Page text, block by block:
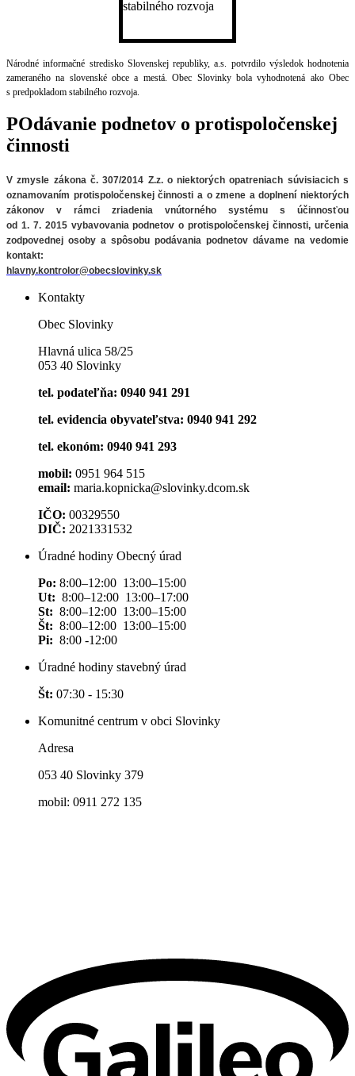
Národné informačné stredisko Slovenskej republiky, a.s. potvrdilo výsledok hodnotenia
zameraného na slovenské obce a mestá. Obec Slovinky bola vyhodnotená ako Obec
s predpokladom stabilného rozvoja.
POdávanie podnetov o protispoločenskej
činnosti
V zmysle zákona č. 307/2014 Z.z. o niektorých opatreniach súvisiacich s
oznamovaním protispoločenskej činnosti a o zmene a doplnení niektorých
zákonov v rámci zriadenia vnútorného systému s účinnosťou
od 1. 7. 2015 vybavovania podnetov o protispoločenskej činnosti, určenia
zodpovednej osoby a spôsobu podávania podnetov dávame na vedomie
kontakt:
hlavny.kontrolor@obecslovinky.sk
Kontakty
Obec Slovinky
Hlavná ulica 58/25
053 40 Slovinky
tel. podateľňa: 0940 941 291
tel. evidencia obyvateľstva: 0940 941 292
tel. ekonóm: 0940 941 293
mobil: 0951 964 515
email: maria.kopnicka@slovinky.dcom.sk
IČO: 00329550
DIČ: 2021331532
Úradné hodiny Obecný úrad
Po: 8:00–12:00 13:00–15:00
Ut: 8:00–12:00 13:00–17:00
St: 8:00–12:00 13:00–15:00
Št: 8:00–12:00 13:00–15:00
Pi: 8:00 -12:00
Úradné hodiny stavebný úrad
Št: 07:30 - 15:30
Komunitné centrum v obci Slovinky
Adresa
053 40 Slovinky 379
mobil: 0911 272 135